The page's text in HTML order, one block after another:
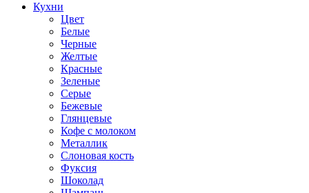
Кухни
Цвет
Белые
Черные
Желтые
Красные
Зеленые
Серые
Бежевые
Глянцевые
Кофе с молоком
Металлик
Слоновая кость
Фуксия
Шоколад